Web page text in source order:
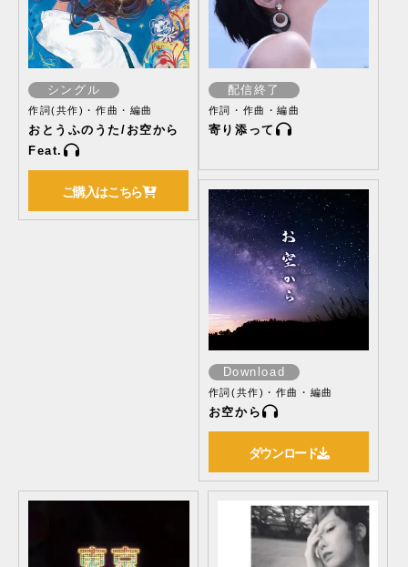
シングル
作詞(共作)・作曲・編曲
おとうふのうた/お空から
Feat.
ご購入はこちら
配信終了
作詞・作曲・編曲
寄り添って
Download
作詞(共作)・作曲・編曲
お空から
ダウンロード